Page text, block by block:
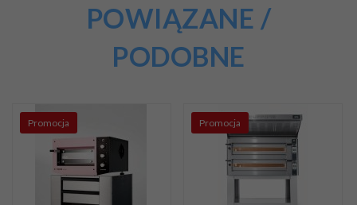
POWIĄZANE /
PODOBNE
Promocja Promocja